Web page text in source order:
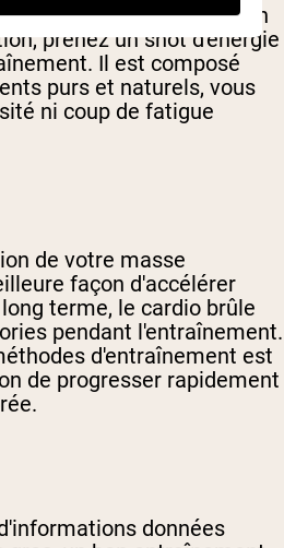
coup de boost rapide en
prenez un shot d'énergie
Il est composé
purs et naturels, vous
ni coup de fatigue
de votre masse
façon d'accélérer
terme, le cardio brûle
pendant l'entraînement.
d'entraînement est
de progresser rapidement
données